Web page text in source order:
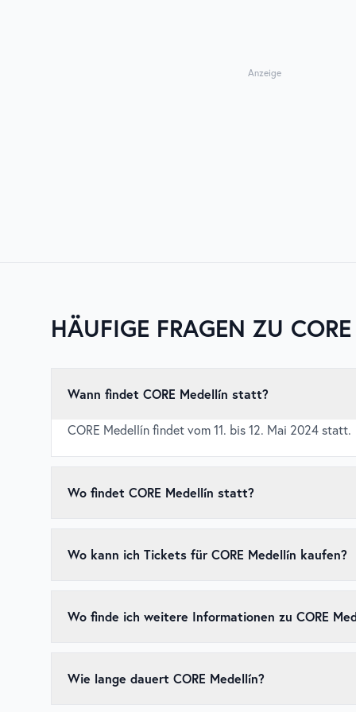
Anzeige
HÄUFIGE FRAGEN ZU
Wann findet CORE Medellín statt?
CORE Medellín findet vom 11. bis 12. Mai 2024 statt.
Wo findet CORE Medellín statt?
Wo kann ich Tickets für CORE Medellín kaufen?
zu kaufen, da beliebte Events schnell ausverkauft sein
Wo finde ich weitere Informationen zu CORE
offiziellen Website des Events.
Wie lange dauert CORE Medellín?